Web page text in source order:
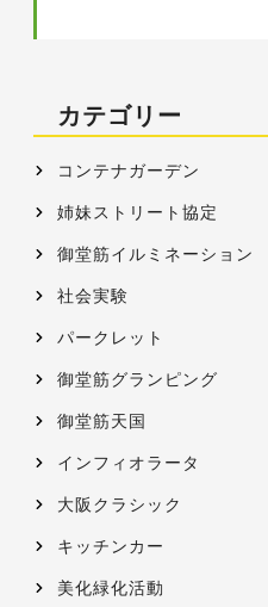
カテゴリー
コンテナガーデン
姉妹ストリート協定
御堂筋イルミネーション
社会実験
パークレット
御堂筋グランピング
御堂筋天国
インフィオラータ
大阪クラシック
キッチンカー
美化緑化活動